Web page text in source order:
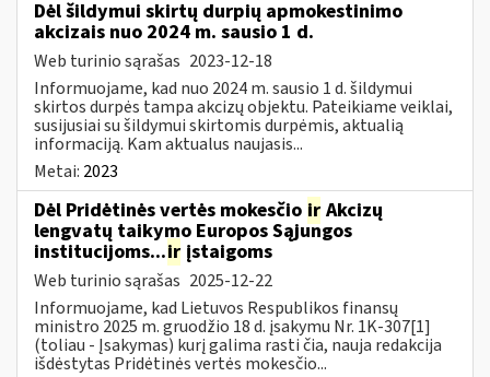
Dėl šildymui skirtų durpių apmokestinimo
akcizais nuo 2024 m. sausio 1 d.
Web turinio sąrašas 2023-12-18
Informuojame, kad nuo 2024 m. sausio 1 d. šildymui
skirtos durpės tampa akcizų objektu. Pateikiame veiklai,
susijusiai su šildymui skirtomis durpėmis, aktualią
informaciją. Kam aktualus naujasis...
Metai: 2023
Dėl Pridėtinės vertės mokesčio ir Akcizų
lengvatų taikymo Europos Sąjungos
institucijoms...ir įstaigoms
Web turinio sąrašas 2025-12-22
Informuojame, kad Lietuvos Respublikos finansų
ministro 2025 m. gruodžio 18 d. įsakymu Nr. 1K-307[1]
(toliau - Įsakymas) kurį galima rasti čia, nauja redakcija
išdėstytas Pridėtinės vertės mokesčio...